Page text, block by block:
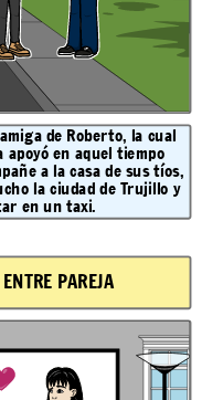
PAREJA
de Roberto, la cual
en aquel tiempo
a la casa de sus tíos,
la ciudad de Trujillo y
en un taxi.